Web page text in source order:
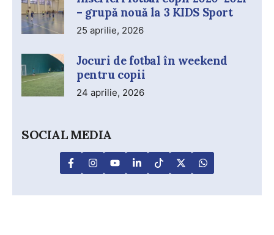
– grupă nouă la 3 KIDS Sport
25 aprilie, 2026
Jocuri de fotbal în weekend
pentru copii
24 aprilie, 2026
SOCIAL MEDIA